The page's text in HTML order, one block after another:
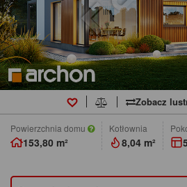
Zobacz
Powierzchnia domu
153,80 m²
Kotłownia
8,04 m² 5